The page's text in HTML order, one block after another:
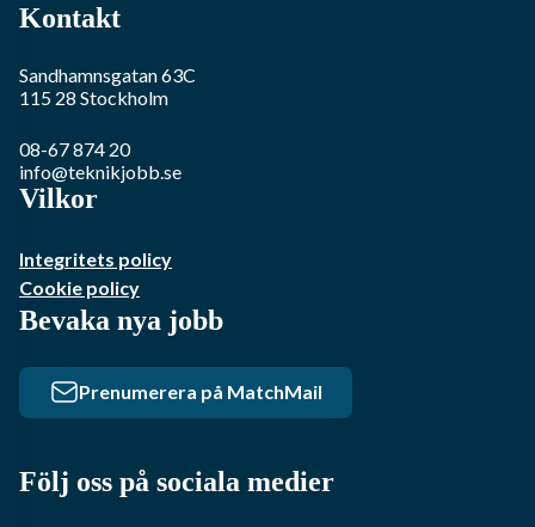
Kontakt
Sandhamnsgatan 63C
115 28 Stockholm
08-67 874 20
info@teknikjobb.se
Vilkor
Integritets policy
Cookie policy
Bevaka nya jobb
Prenumerera på MatchMail
Följ oss på sociala medier